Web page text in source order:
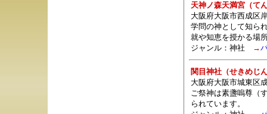
天神ノ森天満宮（て
大阪府大阪市西成区
学問の神として知ら
就や知恵を授かる場
ジャンル： 神社 →
関目神社（せきめじ
大阪府大阪市城東区
ご祭神は素盞嗚尊（
られています。